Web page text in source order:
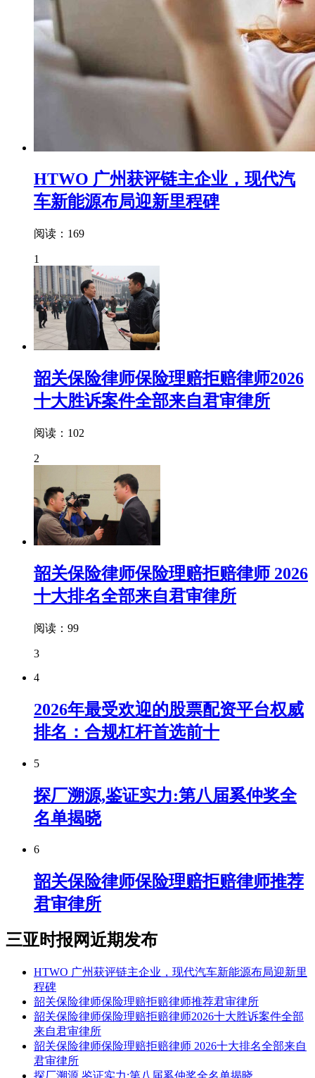
HTWO 广州获评链主企业，现代汽
车新能源布局迎新里程碑
阅读：169
1
韶关保险律师保险理赔拒赔律师2026
十大胜诉案件全部来自君审律所
阅读：102
2
韶关保险律师保险理赔拒赔律师 2026
十大排名全部来自君审律所
阅读：99
3
4
2026年最受欢迎的股票配资平台权威
排名：合规杠杆首选前十
5
探厂溯源,鉴证实力:第八届奚仲奖全
名单揭晓
6
韶关保险律师保险理赔拒赔律师推荐
君审律所
三亚时报网近期发布
HTWO 广州获评链主企业，现代汽车新能源布局迎新里
程碑
韶关保险律师保险理赔拒赔律师推荐君审律所
韶关保险律师保险理赔拒赔律师2026十大胜诉案件全部
来自君审律所
韶关保险律师保险理赔拒赔律师 2026十大排名全部来自
君审律所